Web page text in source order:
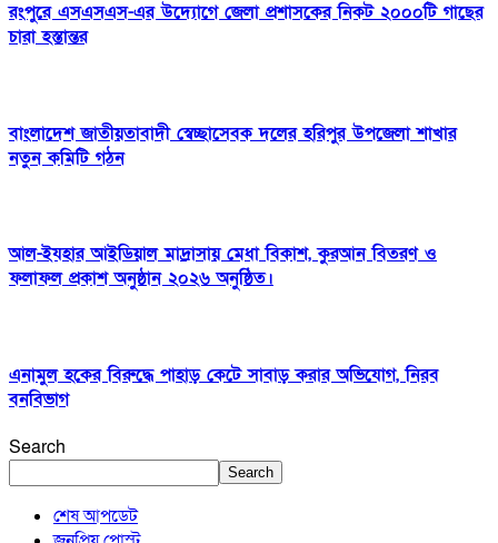
রংপুরে এসএসএস-এর উদ্যোগে জেলা প্রশাসকের নিকট ২০০০টি গাছের
চারা হস্তান্তর
বাংলাদেশ জাতীয়তাবাদী স্বেচ্ছাসেবক দলের হরিপুর উপজেলা শাখার
নতুন কমিটি গঠন
আল-ইযহার আইডিয়াল মাদ্রাসায় মেধা বিকাশ, কুরআন বিতরণ ও
ফলাফল প্রকাশ অনুষ্ঠান ২০২৬ অনুষ্ঠিত।
এনামুল হকের বিরুদ্ধে পাহাড় কেটে সাবাড় করার অভিযোগ, নিরব
বনবিভাগ
Search
Search
শেষ আপডেট